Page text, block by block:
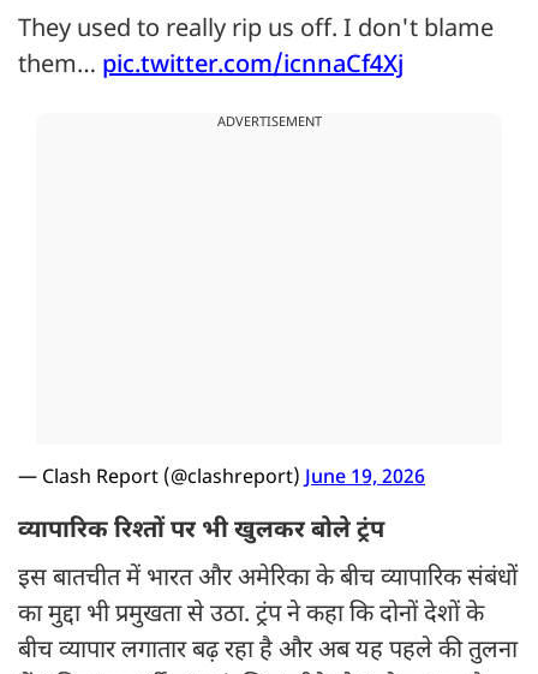
They used to really rip us off. I don't blame
them… pic.twitter.com/icnnaCf4Xj
ADVERTISEMENT
— Clash Report (@clashreport)June 19, 2026
व्यापारिक रिश्तों पर भी खुलकर बोले ट्रंप
इस बातचीत में भारत और अमेरिका के बीच व्यापारिक संबंधों
का मुद्दा भी प्रमुखता से उठा. ट्रंप ने कहा कि दोनों देशों के
बीच व्यापार लगातार बढ़ रहा है और अब यह पहले की तुलना